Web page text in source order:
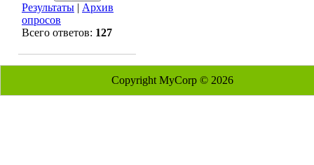
Результаты | Архив
опросов
Всего ответов: 127
Copyright MyCorp © 2026